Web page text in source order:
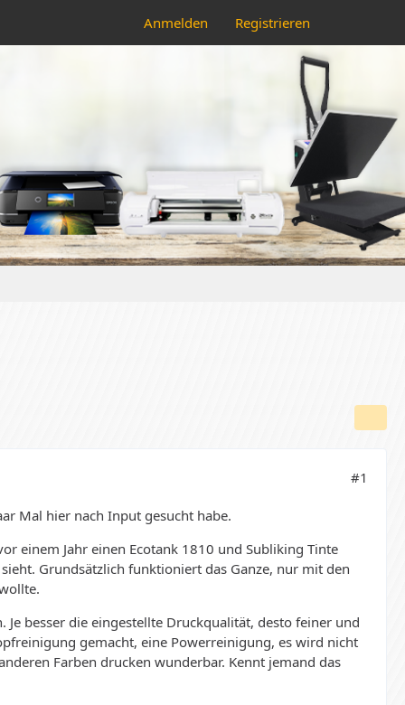
Anmelden Registrieren
#1
Mal hier nach Input gesucht habe.
einem Jahr einen Ecotank 1810 und Subliking Tinte
Grundsätzlich funktioniert das Ganze, nur mit den
besser die eingestellte Druckqualität, desto feiner und
gemacht, eine Powerreinigung, es wird nicht
Farben drucken wunderbar. Kennt jemand das